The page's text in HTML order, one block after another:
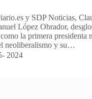
y SDP Noticias,
López Obrador,
la primera presidenta
neoliberalismo y su…
2024